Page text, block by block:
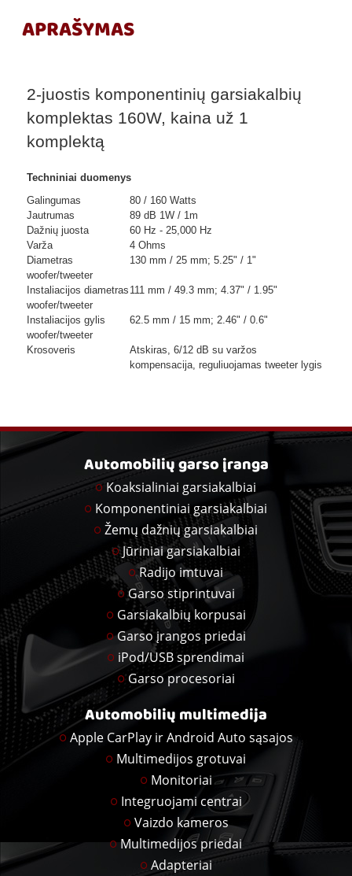
APRAŠYMAS
2-juostis komponentinių garsiakalbių
komplektas 160W, kaina už 1
komplektą
Techniniai duomenys
Galingumas
80 / 160 Watts
Jautrumas
89 dB 1W / 1m
Dažnių juosta
60 Hz - 25,000 Hz
Varža
4 Ohms
Diametras
woofer/tweeter
130 mm / 25 mm; 5.25" / 1"
Instaliacijos diametras
woofer/tweeter
111 mm / 49.3 mm; 4.37" / 1.95"
Instaliacijos gylis
woofer/tweeter
62.5 mm / 15 mm; 2.46" / 0.6"
Krosoveris
Atskiras, 6/12 dB su varžos
kompensacija, reguliuojamas tweeter lygis
Automobilių garso įranga
Koaksialiniai garsiakalbiai
Komponentiniai garsiakalbiai
Žemų dažnių garsiakalbiai
Jūriniai garsiakalbiai
Radijo imtuvai
Garso stiprintuvai
Garsiakalbių korpusai
Garso įrangos priedai
iPod/USB sprendimai
Garso procesoriai
Automobilių multimedija
Apple CarPlay ir Android Auto sąsajos
Multimedijos grotuvai
Monitoriai
Integruojami centrai
Vaizdo kameros
Multimedijos priedai
Adapteriai